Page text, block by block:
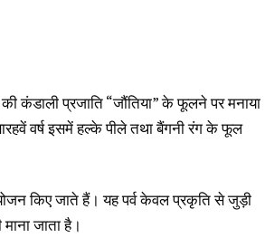
कंडाली प्रजाति “जौंतिया” के फूलने पर मनाया
वर्ष इसमें हल्के पीले तथा बैंगनी रंग के फूल
किए जाते हैं। यह पर्व केवल प्रकृति से जुड़ी
जाता है।